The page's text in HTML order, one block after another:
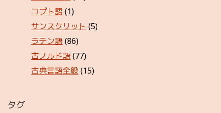
コプト語(1)
サンスクリット (5)
ラテン語(86)
古ノルド語(77)
古典言語全般 (15)
タグ